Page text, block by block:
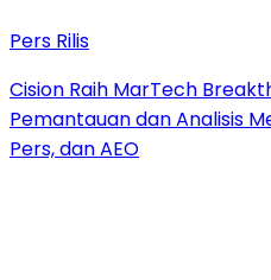
Pers Rilis
Cision Raih MarTech
Pemantauan dan Analisis
Pers, dan AEO